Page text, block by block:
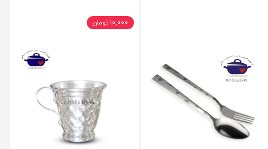
۱۰,۰۰۰ تومان